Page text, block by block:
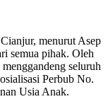
menurut Asep
semua pihak. Oleh
seluruh
Perbub No.
Usia Anak.